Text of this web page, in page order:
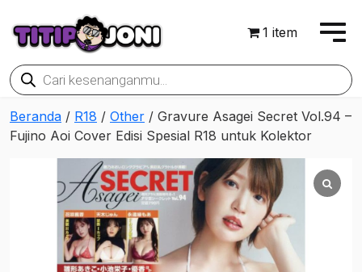
1 item
Products
search
Beranda / R18 / Other / Gravure Asagei Secret Vol.94 –
Fujino Aoi Cover Edisi Spesial R18 untuk Kolektor